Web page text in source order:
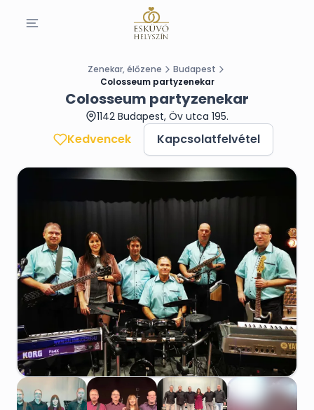
Zenekar, élőzene
Budapest
Colosseum partyzenekar
Colosseum partyzenekar
1142 Budapest, Öv utca 195.
Kedvencek Kapcsolatfelvétel